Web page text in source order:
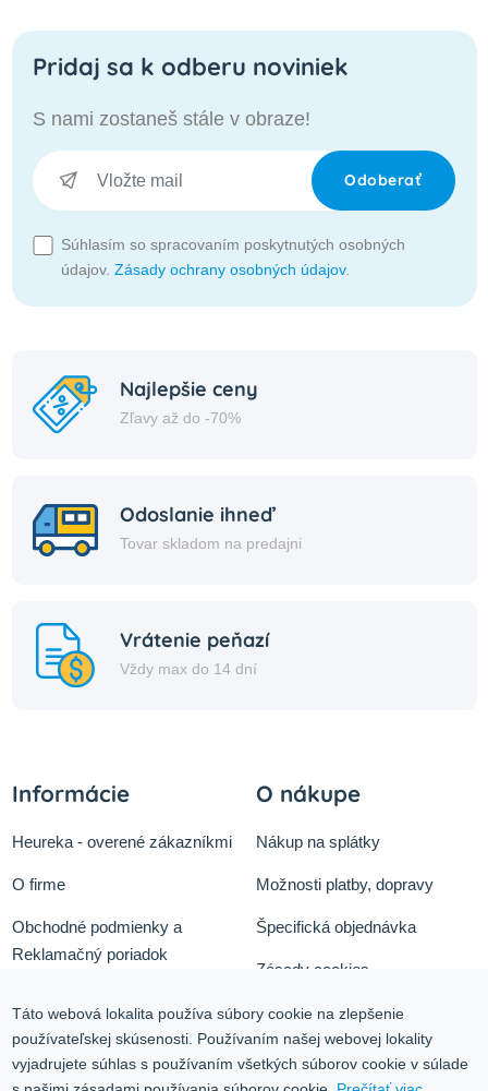
Pridaj sa k odberu noviniek
S nami zostaneš stále v obraze!
Odoberať
Súhlasím so spracovaním poskytnutých osobných
údajov. Zásady ochrany osobných údajov.
Najlepšie ceny
Zľavy až do -70%
Odoslanie ihneď
Tovar skladom na predajni
Vrátenie peňazí
Vždy max do 14 dní
Informácie
Heureka - overené zákazníkmi
O firme
Obchodné podmienky a
Reklamačný poriadok
Služby
Kontakt
O nákupe
Nákup na splátky
Možnosti platby, dopravy
Špecifická objednávka
Zásady cookies
Ochrana osobných údajov
Blog
Táto webová lokalita používa súbory cookie na zlepšenie
používateľskej skúsenosti. Používaním našej webovej lokality
vyjadrujete súhlas s používaním všetkých súborov cookie v súlade